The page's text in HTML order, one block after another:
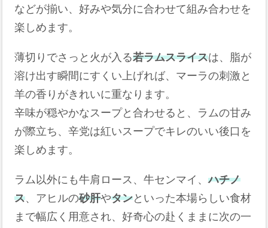
などが揃い、好みや気分に合わせて組み合わせを
楽しめます。
薄切りでさっと火が入る若ラムスライスは、脂が
溶け出す瞬間にすくい上げれば、マーラの刺激と
羊の香りがきれいに重なります。
辛味が穏やかなスープと合わせると、ラムの甘み
が際立ち、辛党は紅いスープでキレのいい後口を
楽しめます。
ラム以外にも牛肩ロース、牛センマイ、ハチノ
ス、アヒルの砂肝やタンといった本場らしい食材
まで幅広く用意され、好奇心の赴くままに次の一